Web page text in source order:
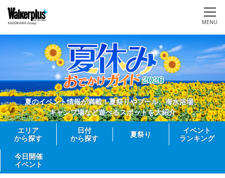
MENU
夏のイベント情報が満載！夏祭りやプール、海水浴場、
キャンプ場など遊べるスポットを大紹介
エリア
から探す
日付
から探す
夏祭り
イベント
ランキング
今日開催
イベント